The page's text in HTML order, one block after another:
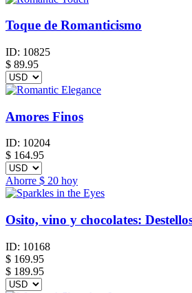
Toque de Romanticismo
ID: 10825
$ 89.95
Amores Finos
ID: 10204
$ 164.95
Ahorre $ 20 hoy
Osito, vino y chocolates:
ID: 10168
$ 169.95
$ 189.95